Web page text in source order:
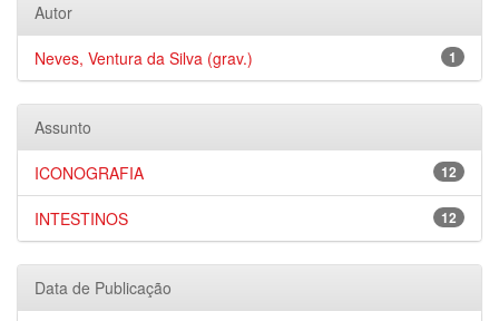
Autor
1
Neves, Ventura da Silva (grav.)
Assunto
12
ICONOGRAFIA
12
INTESTINOS
Data de Publicação